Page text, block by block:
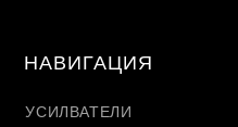
НАВИГАЦИЯ
УСИЛВАТЕЛИ